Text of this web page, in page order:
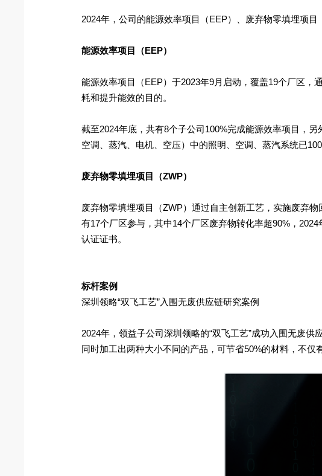
2024年，公司的能源效率项目（EEP）、废弃物零填埋项
能源效率项目（EEP）
能源效率项目（EEP）于2023年9月启动，覆盖19个厂区
耗和提升能效的目的。
截至2024年底，共有8个子公司100%完成能源效率项目，
空调、蒸汽、电机、空压）中的照明、空调、蒸汽系统已
废弃物零填埋项目（ZWP）
废弃物零填埋项目（ZWP）通过自主创新工艺，实施废弃
有17个厂区参与，其中14个厂区废弃物转化率超90%，
认证证书。
标杆案例
深圳领略“双飞工艺”入围无废供应链研究案例
2024年，领益子公司深圳领略的“双飞工艺”成功入围无废
同时加工出两种大小不同的产品，可节省50%的材料，不仅